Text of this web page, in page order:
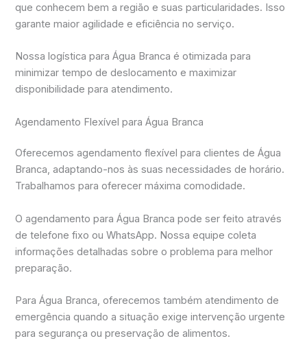
que conhecem bem a região e suas particularidades. Isso
garante maior agilidade e eficiência no serviço.
Nossa logística para Água Branca é otimizada para
minimizar tempo de deslocamento e maximizar
disponibilidade para atendimento.
Agendamento Flexível para Água Branca
Oferecemos agendamento flexível para clientes de Água
Branca, adaptando-nos às suas necessidades de horário.
Trabalhamos para oferecer máxima comodidade.
O agendamento para Água Branca pode ser feito através
de telefone fixo ou WhatsApp. Nossa equipe coleta
informações detalhadas sobre o problema para melhor
preparação.
Para Água Branca, oferecemos também atendimento de
emergência quando a situação exige intervenção urgente
para segurança ou preservação de alimentos.